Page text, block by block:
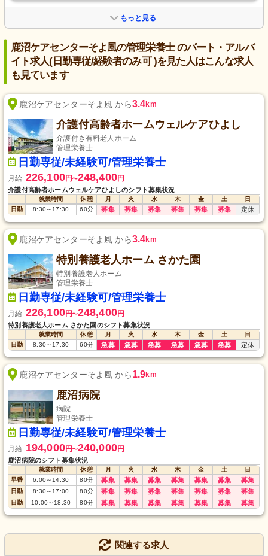
もっと見る
鹿沼ケアセンターそよ風の管理栄養士 のパート・アルバ
イト求人(日勤専従/経験者のみ可 )を見た人はこんな求人
も見ています
鹿沼ケアセンターそよ風 から3.4km
介護付高齢者ホームウェルケアひよし
介護付き有料老人ホーム
管理栄養士
日勤専従/未経験可/管理栄養士
月給 226,100円〜248,400円
介護付高齢者ホームウェルケアひよしのシフト募集状況
就業時間 休憩 月 火 水 木 金 土
日
日勤
8:30～ 17:30 60分 募集 募集 募集 募集 募集 募集 定休
鹿沼ケアセンターそよ風 から3.4km
特別養護老人ホーム さかた園
特別養護老人ホーム
管理栄養士
日勤専従/未経験可/管理栄養士
月給 226,100円〜248,400円
特別養護老人ホーム さかた園のシフト募集状況
就業時間 休憩 月 火 水 木 金 土
日
日勤
8:30～ 17:30 60分 急募 急募 急募 急募 急募 急募 定休
鹿沼ケアセンターそよ風 から1.9km
鹿沼病院
病院
管理栄養士
日勤専従/未経験可/管理栄養士
月給 194,000円〜240,000円
鹿沼病院のシフト募集状況
就業時間 休憩 月 火 水 木 金 土
日
早番
6:00～ 14:30 80分 募集 募集 募集 募集 募集 募集 募集
日勤 8:30～ 17:00 80分 募集 募集 募集 募集 募集 募集 募集
日勤 10:00～ 18:30 80分 募集 募集 募集 募集 募集 募集 募集
関連する求人